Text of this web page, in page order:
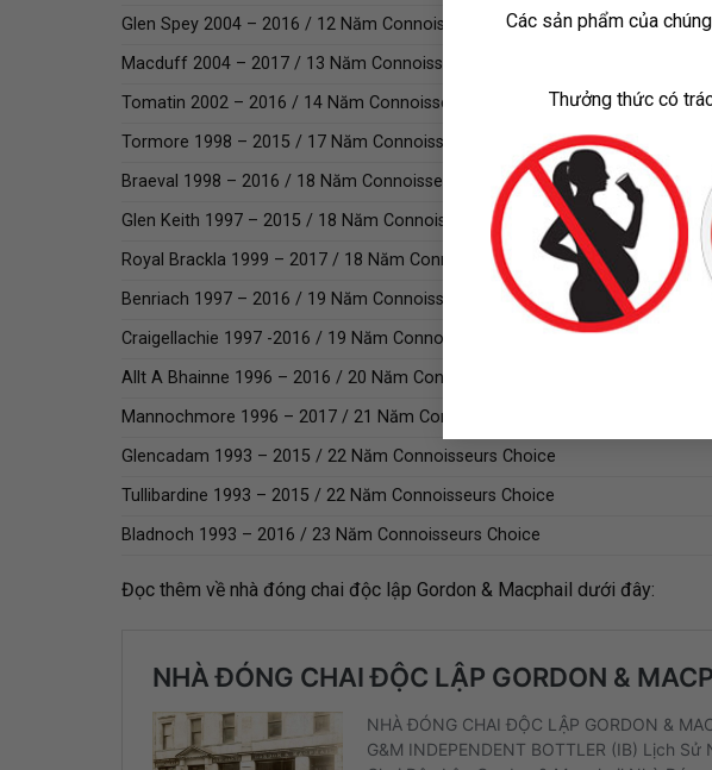
Các sản phẩm của
Thưởng thức có
Glen Spey 2004 – 2016 / 12 Năm Connoisseurs Choice
Macduff 2004 – 2017 / 13 Năm Connoisseurs Choice
Tomatin 2002 – 2016 / 14 Năm Connoisseurs Choice
Tormore 1998 – 2015 / 17 Năm Connoisseurs Choice
Braeval 1998 – 2016 / 18 Năm Connoisseurs Choice
Glen Keith 1997 – 2015 / 18 Năm Connoisseurs Choice
Royal Brackla 1999 – 2017 / 18 Năm Connoisseurs Choice
Benriach 1997 – 2016 / 19 Năm Connoisseurs Choice
Craigellachie 1997 -2016 / 19 Năm Connoisseurs Choice
Allt A Bhainne 1996 – 2016 / 20 Năm Connoisseurs Choice
Mannochmore 1996 – 2017 / 21 Năm Connoisseurs Choice
Glencadam 1993 – 2015 / 22 Năm Connoisseurs Choice
Tullibardine 1993 – 2015 / 22 Năm Connoisseurs Choice
Bladnoch 1993 – 2016 / 23 Năm Connoisseurs Choice
Đọc thêm về nhà đóng chai độc lập Gordon & Macphail dưới đây: